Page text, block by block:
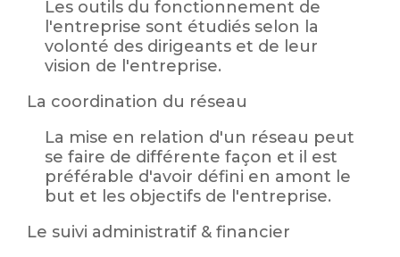
Les outils du fonctionnement de
l'entreprise sont étudiés selon la
volonté des dirigeants et de leur
vision de l'entreprise.
La coordination du réseau
La mise en relation d'un réseau peut
se faire de différente façon et il est
préférable d'avoir défini en amont le
but et les objectifs de l'entreprise.
Le suivi administratif & financier